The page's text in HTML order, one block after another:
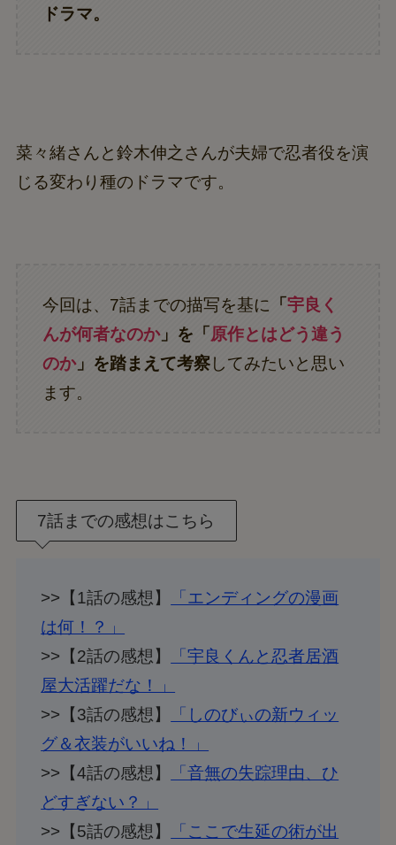
ドラマ。
菜々緒さんと鈴木伸之さんが夫婦で忍者役を演
じる変わり種のドラマです。
今回は、7話までの描写を基に 「宇良く
んが何者なのか」を「 原作とはどう違う
のか」を踏まえて考察してみたいと思い
ます。
7話までの感想はこちら
>>【1話の感想】
「エンディングの漫画
は何！？」
>>【2話の感想】
「宇良くんと忍者居酒
屋大活躍だな！」
>>【3話の感想】
「しのびぃの新ウィッ
グ＆衣装がいいね！」
>>【4話の感想】
「音無の失踪理由、ひ
どすぎない？」
>>【5話の感想】
「ここで生延の術が出